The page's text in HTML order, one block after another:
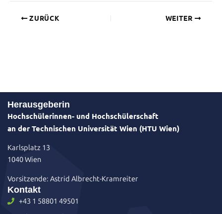
ZURÜCK WEITER
Herausgeberin
Hochschülerinnen- und Hochschülerschaft
an der Technischen Universität Wien (HTU Wien)
Karlsplatz 13
1040 Wien
Vorsitzende: Astrid Albrecht-Kramreiter
Kontakt
+43 1 58801 49501